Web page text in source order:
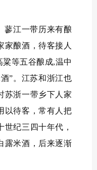
蓼江一带历来有酿
家酿酒，待客接人
粱等五谷酿成,温中
”。江苏和浙江也
苏浙一带乡下人家
以待客，常有人把
纪三四十年代，
露米酒，后来逐渐